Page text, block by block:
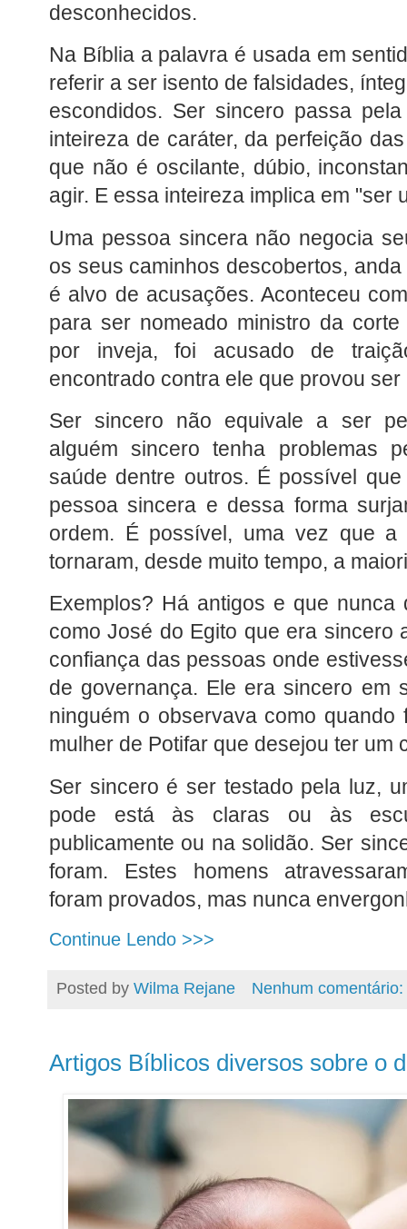
desconhecidos.
Na Bíblia a palavra é usada em
referir a ser isento de falsidades,
escondidos. Ser sincero passa
inteireza de caráter, da perfeição
que não é oscilante, dúbio,
agir. E essa inteireza implica em "ser
Uma pessoa sincera não negocia
os seus caminhos descobertos,
é alvo de acusações. Aconteceu
para ser nomeado ministro da
por inveja, foi acusado de
encontrado contra ele que provou
Ser sincero não equivale a ser
alguém sincero tenha problemas
saúde dentre outros. É possível
pessoa sincera e dessa forma
ordem. É possível, uma vez que a
tornaram, desde muito tempo, a
Exemplos? Há antigos e que
como José do Egito que era sincero
confiança das pessoas onde
de governança. Ele era sincero em
ninguém o observava como quando
mulher de Potifar que desejou ter um
Ser sincero é ser testado pela luz,
pode está às claras ou às
publicamente ou na solidão. Ser
foram. Estes homens
foram provados, mas nunca
Continue Lendo >>>
Posted by Wilma Rejane Nenhum comentário:
Artigos Bíblicos diversos sobre o